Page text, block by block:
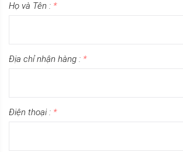
Họ và Tên : *
Địa chỉ nhận hàng : *
Điện thoại : *